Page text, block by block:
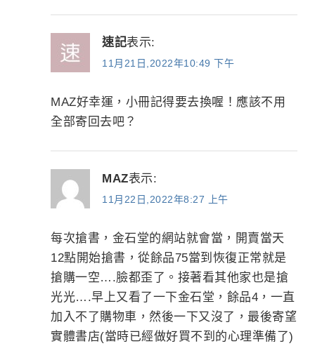
速記表示:
11月21日,2022年10:49 下午
MAZ好幸運，小冊記得要去換喔！應該不用
全部寄回去吧？
MAZ表示:
11月22日,2022年8:27 上午
每次搶書，金石堂的網站就會當，開賣當天
12點開始搶書，從餘品75當到恢復正常就是
搶購一空….臉都歪了。接著看其他家也是搶
光光….早上又看了一下金石堂，餘品4，一直
加入不了購物車，然後一下又沒了，最後寄望
實體書店(當時已經做好買不到的心理準備了)